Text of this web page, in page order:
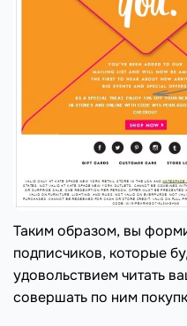
Таким образом, вы
подписчиков, которые
удовольствием читать
совершать по ним